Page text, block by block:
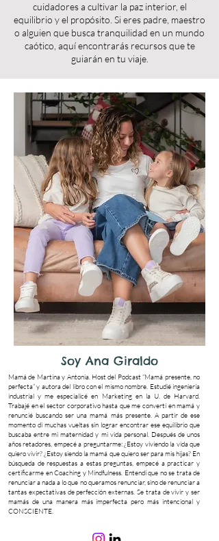
cuidadores a cultivar la paz interior, el
equilibrio y el propósito. Si eres padre, maestro
o alguien que busca tranquilidad en un mundo
caótico, aquí encontrarás recursos que te
guiarán en tu viaje.
Soy Ana Giraldo
Mamá de Martina y Antonia. Host del Podcast “Mamá presente, no
perfecta” y autora del libro con el mismo nombre. Estudié ingeniería
industrial y me especialicé en Marketing en la U. de Harvard.
Trabajé en el sector corporativo hasta que me convertí en mamá y
renuncié buscando ser una mamá más presente. A partir de ese
momento di muchas vueltas sin lograr encontrar ese equilibrio que
buscaba entre mi maternidad y mi vida personal. Después de unos
años retadores, empecé a preguntarme: ¿Estoy viviendo la vida que
quiero vivir? ¿Estoy siendo la mamá que quiero ser para mis hijas? En
búsqueda de respuestas a estas preguntas, empecé a practicar y
certificarme en Coaching y Mindfulness. Entendí que no se trata de
renunciar a nada a lo que no queramos renunciar, sino de renunciar a
tantas expectativas de perfección externas. Se trata de vivir y ser
mamás de una manera más imperfecta pero más intencional y
CONSCIENTE.